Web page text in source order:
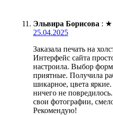
Эльвира Борисова : ★
25.04.2025
Заказала печать на
Интерфейс сайта
настроила. Выбор
приятные. Получила
шикарное, цвета
ничего не
свои фотографии,
Рекомендую!